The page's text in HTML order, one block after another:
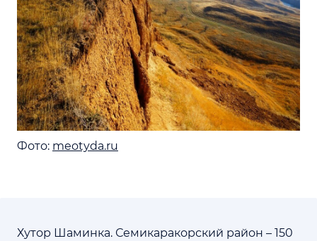
Фото: meotyda.ru
Хутор Шаминка. Семикаракорский район – 150